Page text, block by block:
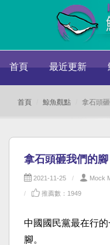
首頁 最近更新
首頁 鯨魚觀點 拿石頭
拿石頭砸我們的腳​
2021-11-25 Mock
推薦數：1949
中國國民黨最在行
腳。​